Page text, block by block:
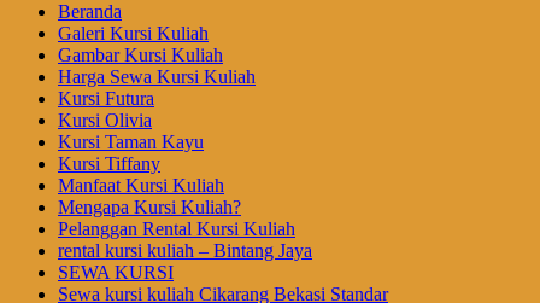
Beranda
Galeri Kursi Kuliah
Gambar Kursi Kuliah
Harga Sewa Kursi Kuliah
Kursi Futura
Kursi Olivia
Kursi Taman Kayu
Kursi Tiffany
Manfaat Kursi Kuliah
Mengapa Kursi Kuliah?
Pelanggan Rental Kursi Kuliah
rental kursi kuliah – Bintang Jaya
SEWA KURSI
Sewa kursi kuliah Cikarang Bekasi Standar